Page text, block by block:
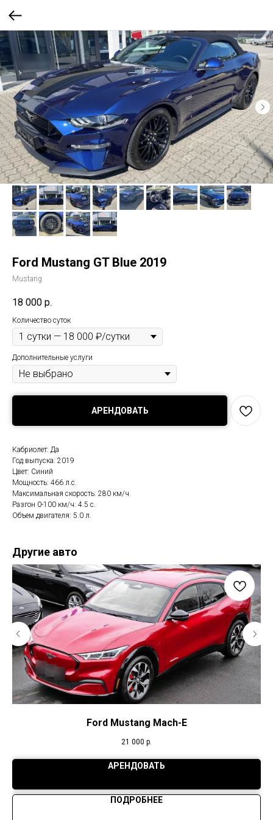
Ford Mustang GT Blue 2019
Mustang
18 000 р.
Количество суток
Дополнительные услуги
АРЕНДОВАТЬ
Кабриолет: Да
Год выпуска: 2019
Цвет: Синий
Мощность: 466 л.с.
Максимальная скорость: 280 км/ч
Разгон 0-100 км/ч: 4.5 с.
Объем двигателя: 5.0 л.
Другие авто
Ford Mustang Mach-E
21 000 р.
АРЕНДОВАТЬ
ПОДРОБНЕЕ